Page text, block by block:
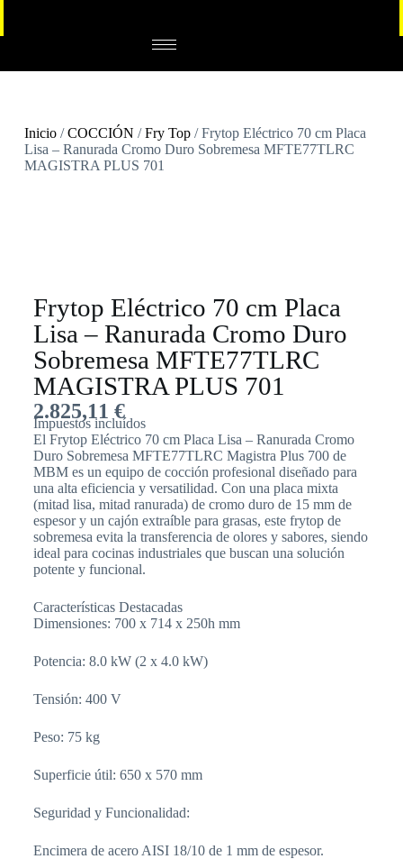
Inicio/COCCIÓN /Fry Top/ Frytop Eléctrico 70 cm Placa
Lisa – Ranurada Cromo Duro Sobremesa MFTE77TLRC
MAGISTRA PLUS 701
Frytop Eléctrico 70 cm Placa
Lisa – Ranurada Cromo Duro
Sobremesa MFTE77TLRC
MAGISTRA PLUS 701
2.825,11 €
Impuestos incluídos
El Frytop Eléctrico 70 cm Placa Lisa – Ranurada Cromo
Duro Sobremesa MFTE77TLRC Magistra Plus 700 de
MBM es un equipo de cocción profesional diseñado para
una alta eficiencia y versatilidad. Con una placa mixta
(mitad lisa, mitad ranurada) de cromo duro de 15 mm de
espesor y un cajón extraíble para grasas, este frytop de
sobremesa evita la transferencia de olores y sabores, siendo
ideal para cocinas industriales que buscan una solución
potente y funcional.
Características Destacadas
Dimensiones: 700 x 714 x 250h mm
Potencia: 8.0 kW (2 x 4.0 kW)
Tensión: 400 V
Peso: 75 kg
Superficie útil: 650 x 570 mm
Seguridad y Funcionalidad:
Encimera de acero AISI 18/10 de 1 mm de espesor.